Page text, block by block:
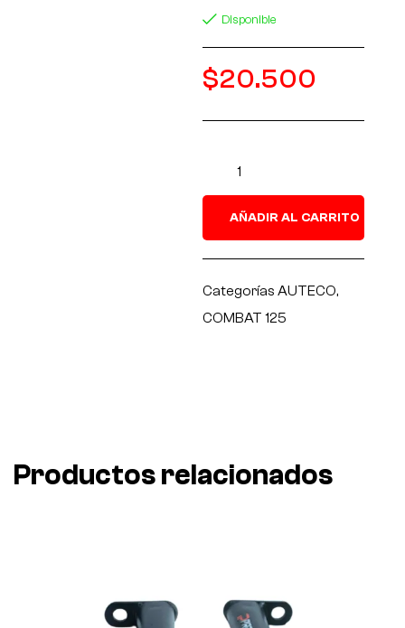
Disponible
$20.500
AÑADIR AL CARRITO
Categorías AUTECO,
COMBAT 125
Productos relacionados